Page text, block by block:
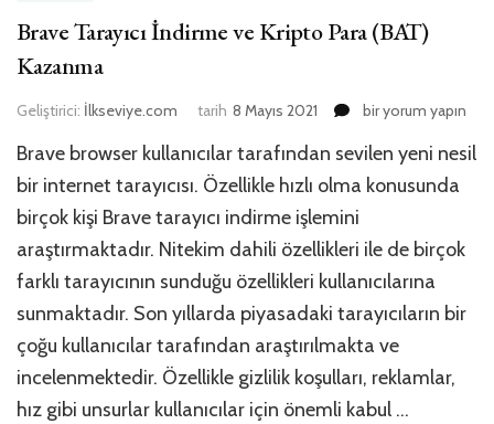
Brave Tarayıcı İndirme ve Kripto Para (BAT)
Kazanma
Geliştirici: İlkseviye.com tarih 8 Mayıs 2021
Brave
İndirme
ve
(BAT)
Kazanma
için
bir yorum yapın
Brave browser kullanıcılar tarafından sevilen yeni nesil
bir internet tarayıcısı. Özellikle hızlı olma konusunda
birçok kişi Brave tarayıcı indirme işlemini
araştırmaktadır. Nitekim dahili özellikleri ile de birçok
farklı tarayıcının sunduğu özellikleri kullanıcılarına
sunmaktadır. Son yıllarda piyasadaki tarayıcıların bir
çoğu kullanıcılar tarafından araştırılmakta ve
incelenmektedir. Özellikle gizlilik koşulları, reklamlar,
hız gibi unsurlar kullanıcılar için önemli kabul …